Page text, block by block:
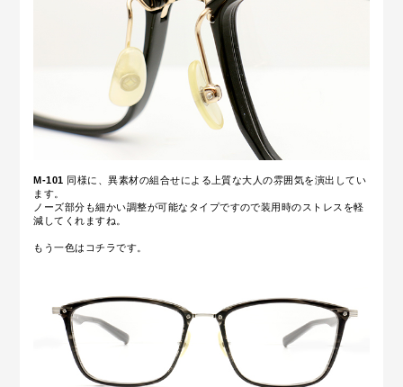
M-101 同様に、異素材の組合せによる上質な大人の雰囲気を演出してい
ます。
ノーズ部分も細かい調整が可能なタイプですので装用時のストレスを軽
減してくれますね。
もう一色はコチラです。